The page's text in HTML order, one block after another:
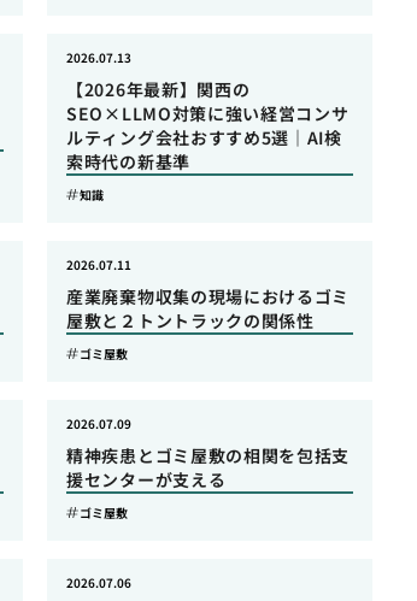
【2026年最新】関西の
SEO×LLMO対策に強い経営コンサ
ルティング会社おすすめ5選｜AI検
索時代の新基準
2026.07.13
知識
産業廃棄物収集の現場におけるゴミ
屋敷と２トントラックの関係性
2026.07.11
ゴミ屋敷
精神疾患とゴミ屋敷の相関を包括支
援センターが支える
2026.07.09
ゴミ屋敷
2026.07.06